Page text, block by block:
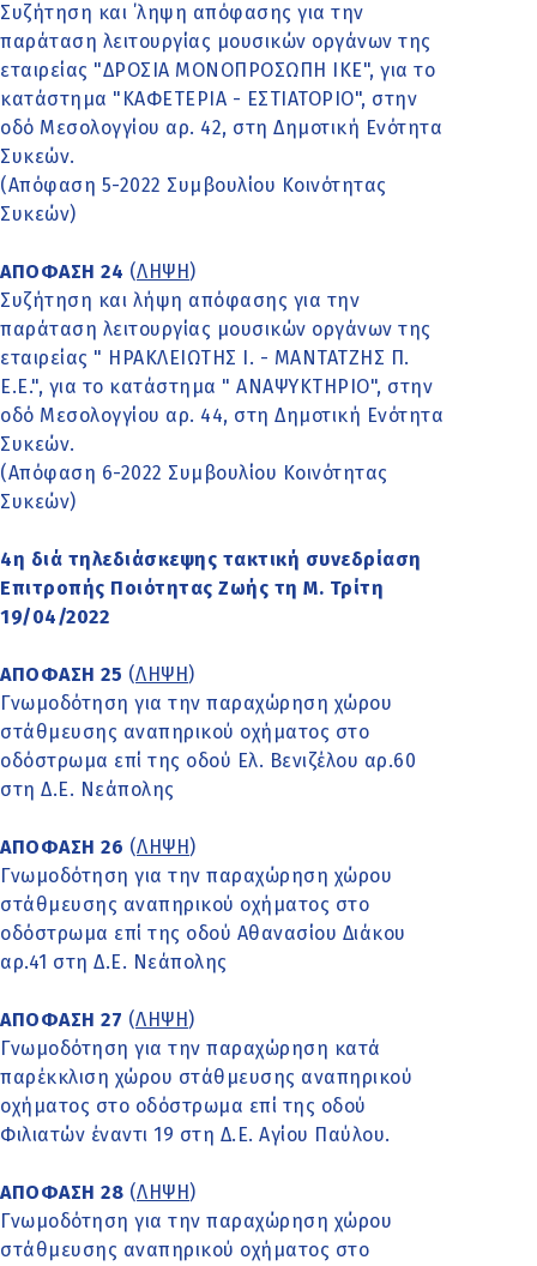
Συζήτηση και ΄ληψη απόφασης για την
παράταση λειτουργίας μουσικών οργάνων της
εταιρείας "ΔΡΟΣΙΑ ΜΟΝΟΠΡΟΣΩΠΗ ΙΚΕ", για το
κατάστημα "ΚΑΦΕΤΕΡΙΑ - ΕΣΤΙΑΤΟΡΙΟ", στην
οδό Μεσολογγίου αρ. 42, στη Δημοτική Ενότητα
Συκεών.
(Απόφαση 5-2022 Συμβουλίου Κοινότητας
Συκεών)
ΑΠΟΦΑΣΗ 24 (ΛΗΨΗ )
Συζήτηση και λήψη απόφασης για την
παράταση λειτουργίας μουσικών οργάνων της
εταιρείας " ΗΡΑΚΛΕΙΩΤΗΣ Ι. - ΜΑΝΤΑΤΖΗΣ Π.
Ε.Ε.", για το κατάστημα " ΑΝΑΨΥΚΤΗΡΙΟ", στην
οδό Μεσολογγίου αρ. 44, στη Δημοτική Ενότητα
Συκεών.
(Απόφαση 6-2022 Συμβουλίου Κοινότητας
Συκεών)
4η διά τηλεδιάσκεψης τακτική συνεδρίαση
Επιτροπής Ποιότητας Ζωής τη Μ. Τρίτη
19/04/2022
ΑΠΟΦΑΣΗ 25 (ΛΗΨΗ )
Γνωμοδότηση για την παραχώρηση χώρου
στάθμευσης αναπηρικού οχήματος στο
οδόστρωμα επί της οδού Ελ. Βενιζέλου αρ.60
στη Δ.Ε. Νεάπολης
ΑΠΟΦΑΣΗ 26 (ΛΗΨΗ )
Γνωμοδότηση για την παραχώρηση χώρου
στάθμευσης αναπηρικού οχήματος στο
οδόστρωμα επί της οδού Αθανασίου Διάκου
αρ.41 στη Δ.Ε. Νεάπολης
ΑΠΟΦΑΣΗ 27 (ΛΗΨΗ )
Γνωμοδότηση για την παραχώρηση κατά
παρέκκλιση χώρου στάθμευσης αναπηρικού
οχήματος στο οδόστρωμα επί της οδού
Φιλιατών έναντι 19 στη Δ.Ε. Αγίου Παύλου.
ΑΠΟΦΑΣΗ 28 (ΛΗΨΗ )
Γνωμοδότηση για την παραχώρηση χώρου
στάθμευσης αναπηρικού οχήματος στο